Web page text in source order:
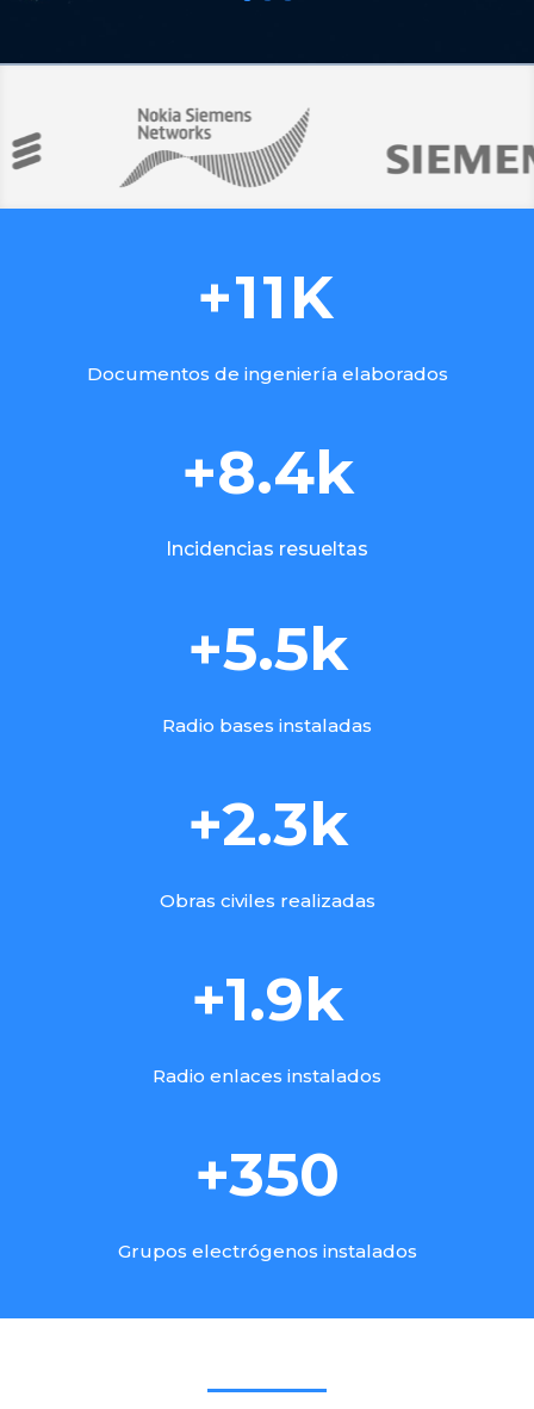
+11K
Documentos de ingeniería elaborados
+8.4k
Incidencias resueltas
+5.5k
Radio bases instaladas
+2.3k
Obras civiles realizadas
+1.9k
Radio enlaces instalados
+350
Grupos electrógenos instalados